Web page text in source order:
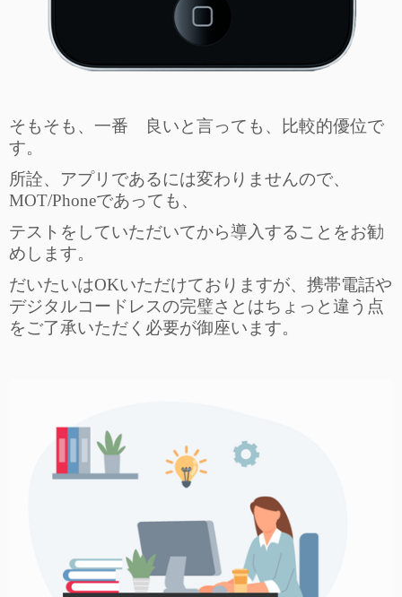
そもそも、一番 良いと言っても、比較的優位で
す。
所詮、アプリであるには変わりませんので、
MOT/Phoneであっても、
テストをしていただいてから導入することをお勧
めします。
だいたいはOKいただけておりますが、携帯電話や
デジタルコードレスの完璧さとはちょっと違う点
をご了承いただく必要が御座います。